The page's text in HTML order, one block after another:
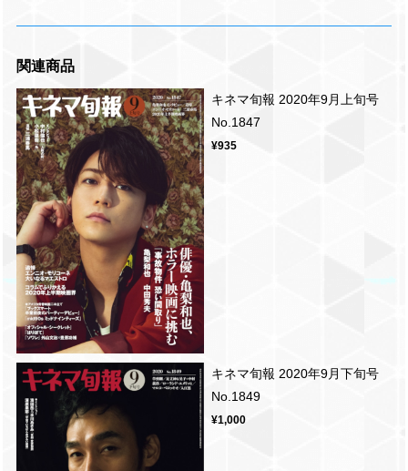
関連商品
キネマ旬報 2020年9月上旬号
No.1847
¥935
キネマ旬報 2020年9月下旬号
No.1849
¥1,000